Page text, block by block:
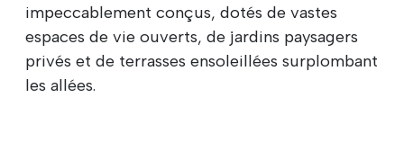
impeccablement conçus, dotés de vastes
espaces de vie ouverts, de jardins paysagers
privés et de terrasses ensoleillées surplombant
les allées.